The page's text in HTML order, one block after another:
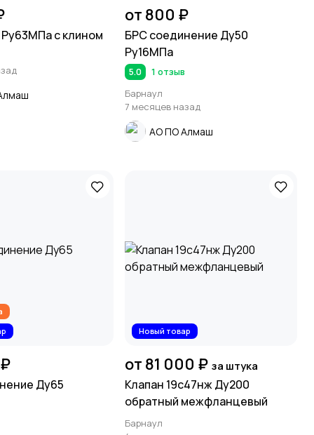
с клином
от 800 ₽
БРС соединение Ду50
Ру16МПа
5.0
1 отзыв
Барнаул
7 месяцев назад
АО ПО Алмаш
Ду65
Новый товар
от 81 000 ₽ за штука
Клапан 19с47нж Ду200
обратный межфланцевый
Барнаул